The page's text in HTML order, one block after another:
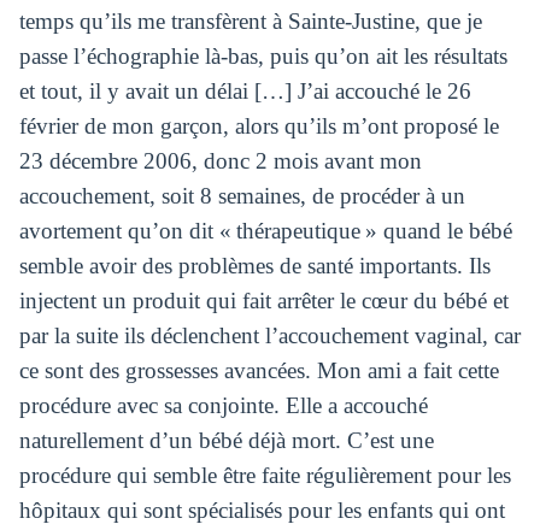
temps qu’ils me transfèrent à Sainte-Justine, que je
passe l’échographie là-bas, puis qu’on ait les résultats
et tout, il y avait un délai […] J’ai accouché le 26
février de mon garçon, alors qu’ils m’ont proposé le
23 décembre 2006, donc 2 mois avant mon
accouchement, soit 8 semaines, de procéder à un
avortement qu’on dit « thérapeutique » quand le bébé
semble avoir des problèmes de santé importants. Ils
injectent un produit qui fait arrêter le cœur du bébé et
par la suite ils déclenchent l’accouchement vaginal, car
ce sont des grossesses avancées. Mon ami a fait cette
procédure avec sa conjointe. Elle a accouché
naturellement d’un bébé déjà mort. C’est une
procédure qui semble être faite régulièrement pour les
hôpitaux qui sont spécialisés pour les enfants qui ont